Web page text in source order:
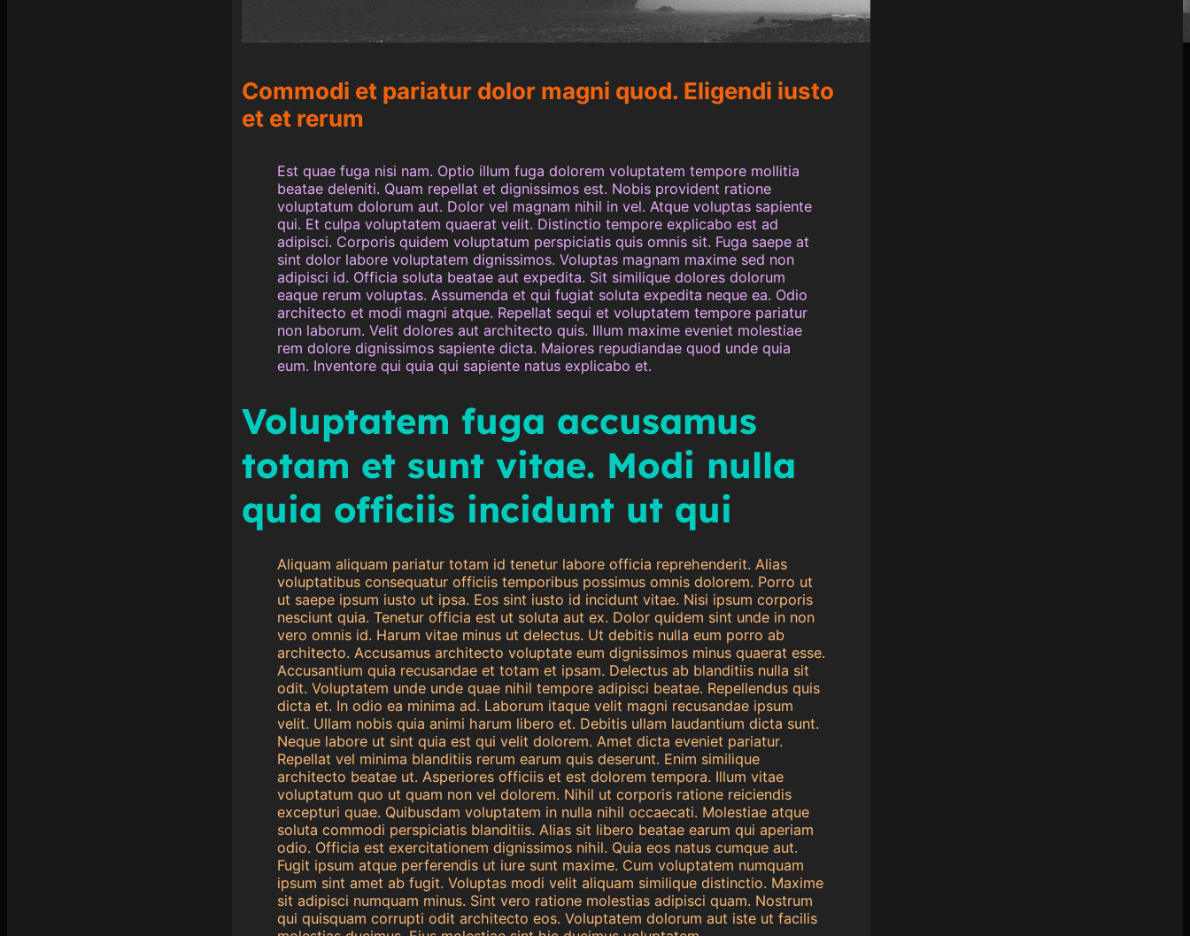
Commodi et pariatur dolor magni quod. Eligendi iusto
et et rerum
Est quae fuga nisi nam. Optio illum fuga dolorem voluptatem tempore mollitia
beatae deleniti. Quam repellat et dignissimos est. Nobis provident ratione
voluptatum dolorum aut. Dolor vel magnam nihil in vel. Atque voluptas sapiente
qui. Et culpa voluptatem quaerat velit. Distinctio tempore explicabo est ad
adipisci. Corporis quidem voluptatum perspiciatis quis omnis sit. Fuga saepe at
sint dolor labore voluptatem dignissimos. Voluptas magnam maxime sed non
adipisci id. Officia soluta beatae aut expedita. Sit similique dolores dolorum
eaque rerum voluptas. Assumenda et qui fugiat soluta expedita neque ea. Odio
architecto et modi magni atque. Repellat sequi et voluptatem tempore pariatur
non laborum. Velit dolores aut architecto quis. Illum maxime eveniet molestiae
rem dolore dignissimos sapiente dicta. Maiores repudiandae quod unde quia
eum. Inventore qui quia qui sapiente natus explicabo et.
Voluptatem fuga accusamus
totam et sunt vitae. Modi nulla
quia officiis incidunt ut qui
Aliquam aliquam pariatur totam id tenetur labore officia reprehenderit. Alias
voluptatibus consequatur officiis temporibus possimus omnis dolorem. Porro ut
ut saepe ipsum iusto ut ipsa. Eos sint iusto id incidunt vitae. Nisi ipsum corporis
nesciunt quia. Tenetur officia est ut soluta aut ex. Dolor quidem sint unde in non
vero omnis id. Harum vitae minus ut delectus. Ut debitis nulla eum porro ab
architecto. Accusamus architecto voluptate eum dignissimos minus quaerat esse.
Accusantium quia recusandae et totam et ipsam. Delectus ab blanditiis nulla sit
odit. Voluptatem unde unde quae nihil tempore adipisci beatae. Repellendus quis
dicta et. In odio ea minima ad. Laborum itaque velit magni recusandae ipsum
velit. Ullam nobis quia animi harum libero et. Debitis ullam laudantium dicta sunt.
Neque labore ut sint quia est qui velit dolorem. Amet dicta eveniet pariatur.
Repellat vel minima blanditiis rerum earum quis deserunt. Enim similique
architecto beatae ut. Asperiores officiis et est dolorem tempora. Illum vitae
voluptatum quo ut quam non vel dolorem. Nihil ut corporis ratione reiciendis
excepturi quae. Quibusdam voluptatem in nulla nihil occaecati. Molestiae atque
soluta commodi perspiciatis blanditiis. Alias sit libero beatae earum qui aperiam
odio. Officia est exercitationem dignissimos nihil. Quia eos natus cumque aut.
Fugit ipsum atque perferendis ut iure sunt maxime. Cum voluptatem numquam
ipsum sint amet ab fugit. Voluptas modi velit aliquam similique distinctio. Maxime
sit adipisci numquam minus. Sint vero ratione molestias adipisci quam. Nostrum
qui quisquam corrupti odit architecto eos. Voluptatem dolorum aut iste ut facilis